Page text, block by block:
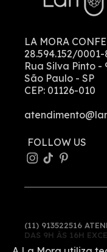
LA MORA
28.594.152/0001-
Rua Silva Pinto -
São Paulo - SP
CEP: 01126-010
(11) 913522516
DAS 9H ÀS 16H